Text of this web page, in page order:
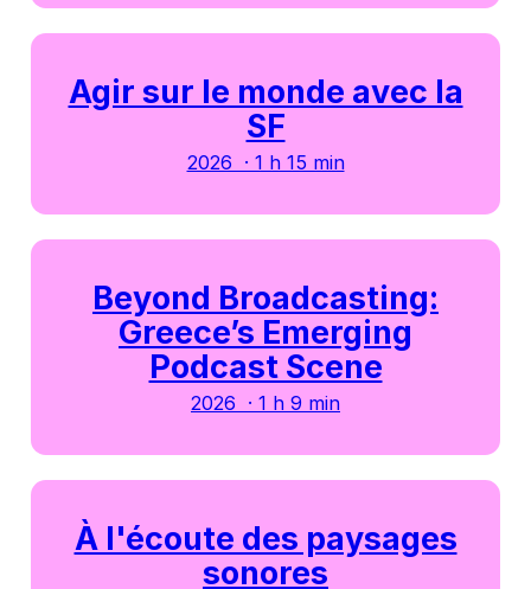
Agir sur le monde avec la
SF
2026 · 1 h 15 min
Beyond Broadcasting:
Greece’s Emerging
Podcast Scene
2026 · 1 h 9 min
À l'écoute des paysages
sonores